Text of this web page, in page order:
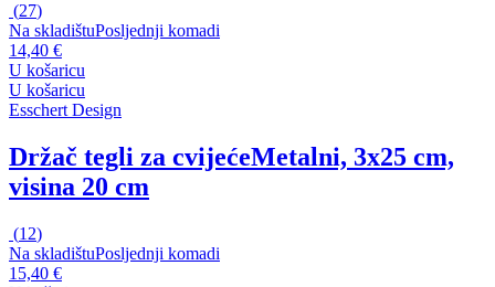
(27)
Na skladištuPosljednji komadi
14,40 €
U košaricu
U košaricu
Esschert Design
Držač tegli za cvijećeMetalni, 3x25 cm,
visina 20 cm
(12)
Na skladištuPosljednji komadi
15,40 €